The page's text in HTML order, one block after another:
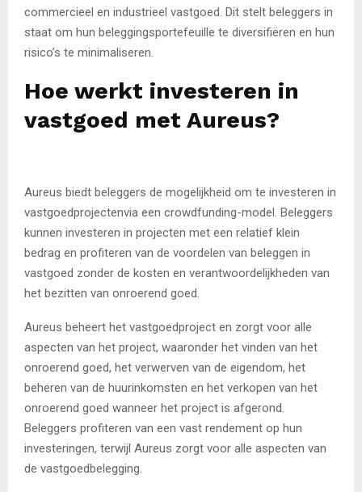
commercieel en industrieel vastgoed. Dit stelt beleggers in
staat om hun beleggingsportefeuille te diversifiëren en hun
risico’s te minimaliseren.
Hoe werkt investeren in
vastgoed met Aureus?
Aureus biedt beleggers de mogelijkheid om te investeren in
vastgoedprojectenvia een crowdfunding-model. Beleggers
kunnen investeren in projecten met een relatief klein
bedrag en profiteren van de voordelen van beleggen in
vastgoed zonder de kosten en verantwoordelijkheden van
het bezitten van onroerend goed.
Aureus beheert het vastgoedproject en zorgt voor alle
aspecten van het project, waaronder het vinden van het
onroerend goed, het verwerven van de eigendom, het
beheren van de huurinkomsten en het verkopen van het
onroerend goed wanneer het project is afgerond.
Beleggers profiteren van een vast rendement op hun
investeringen, terwijl Aureus zorgt voor alle aspecten van
de vastgoedbelegging.